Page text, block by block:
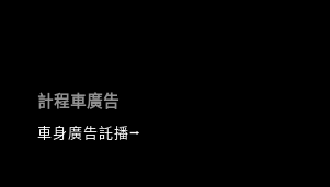
計程車廣告
車身廣告託播⭢